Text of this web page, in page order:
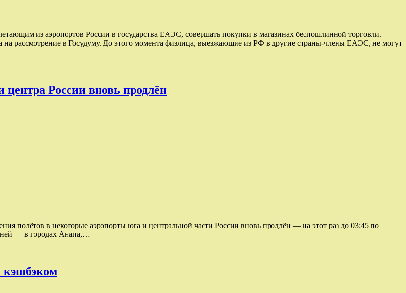
из аэропортов России в государства ЕАЭС, совершать покупки в магазинах беспошлинной торговли.
на рассмотрение в Госудуму. До этого момента физлица, выезжающие из РФ в другие страны-члены ЕАЭС, не могут
России вновь продлён
полётов в некоторые аэропорты юга и центральной части России вновь продлён — на этот раз до 03:45 по
— в городах Анапа,…
кэшбэком